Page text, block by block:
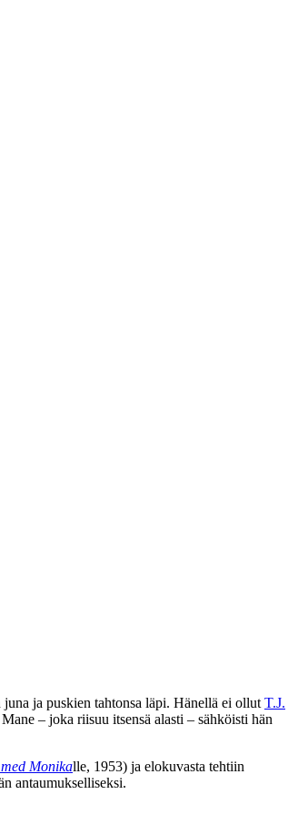
ja puskien tahtonsa läpi. Hänellä ei ollut T.J.
– joka riisuu itsensä alasti – sähköisti hän
Monikalle, 1953) ja elokuvasta tehtiin
antaumukselliseksi.